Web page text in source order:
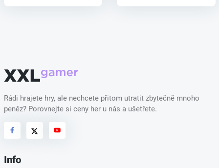
Rádi hrajete hry, ale nechcete přitom utratit zbytečně mnoho
peněz? Porovnejte si ceny her u nás a ušetřete.
Info